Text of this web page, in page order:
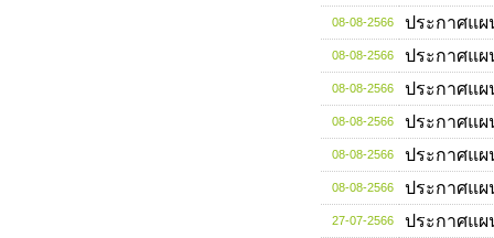
08-08-2566 ประกาศแผ
08-08-2566 ประกาศแผ
08-08-2566 ประกาศแผ
08-08-2566 ประกาศแผ
08-08-2566 ประกาศแผ
08-08-2566 ประกาศแผ
27-07-2566 ประกาศแผ